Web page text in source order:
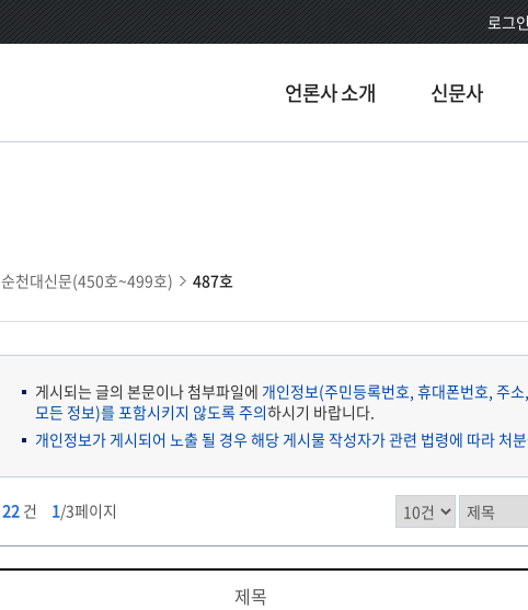
로그인
언론사 소개 신문사
순천대신문(450호~499호) 487호
게시되는 글의 본문이나 첨부파일에 개인정보(주민등록번호, 휴대폰번호, 주
모든 정보)를 포함시키지 않도록 주의하시기 바랍니다.
개인정보가 게시되어 노출 될 경우 해당 게시물 작성자가 관련 법령에 따라 처분
22 건 1/3페이지
제목